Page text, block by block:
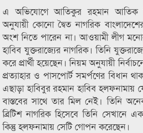
এ অভিযোগে আতিকুর রহমান আতিক
অনুযায়ী কোনো দ্বৈত নাগরিক
অংশ নিতে পারেন না। আওয়ামী লীগ
হাবিব যুক্তরাজ্যের নাগরিক। তিনি
করে প্রার্থী হয়েছেন। নিয়ম অনুযায়ী
প্রত্যাহার ও পাসপোর্ট সমর্পণের বিধান
এছাড়া হাবিবুর রহমান হাবিব হলফনামায়
বাস্তবের সাথে তার মিল নেই। তিনি
ব্রিটিশ নাগরিক হিসেবে তিনি সেখানে
কিন্তু হলফনামায় সেটি গোপন করেছেন।